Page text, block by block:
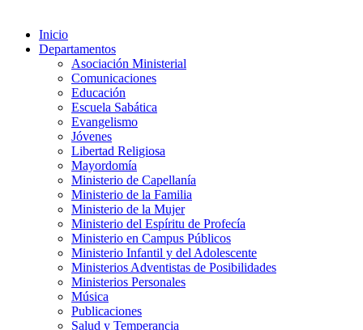
Inicio
Departamentos
Asociación Ministerial
Comunicaciones
Educación
Escuela Sabática
Evangelismo
Jóvenes
Libertad Religiosa
Mayordomía
Ministerio de Capellanía
Ministerio de la Familia
Ministerio de la Mujer
Ministerio del Espíritu de Profecía
Ministerio en Campus Públicos
Ministerio Infantil y del Adolescente
Ministerios Adventistas de Posibilidades
Ministerios Personales
Música
Publicaciones
Salud y Temperancia